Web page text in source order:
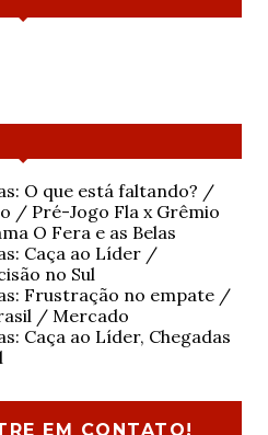
O que está faltando? /
/ Pré-Jogo Fla x Grêmio
O Fera e as Belas
Caça ao Líder /
no Sul
Frustração no empate /
/ Mercado
Caça ao Líder, Chegadas
EM CONTATO!